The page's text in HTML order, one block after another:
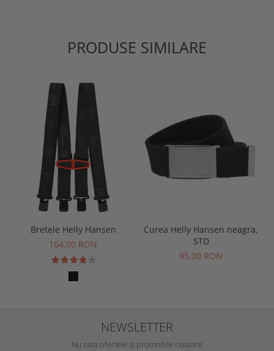
PRODUSE SIMILARE
Bretele Helly Hansen
164,00 RON
Curea Helly Hansen neagra,
STD
95,00 RON
NEWSLETTER
Nu rata ofertele si promotiile noastre